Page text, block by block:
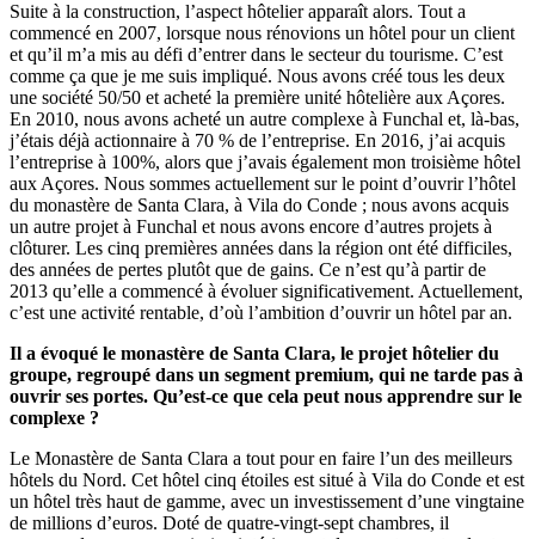
Suite à la construction, l’aspect hôtelier apparaît alors. Tout a
commencé en 2007, lorsque nous rénovions un hôtel pour un client
et qu’il m’a mis au défi d’entrer dans le secteur du tourisme. C’est
comme ça que je me suis impliqué. Nous avons créé tous les deux
une société 50/50 et acheté la première unité hôtelière aux Açores.
En 2010, nous avons acheté un autre complexe à Funchal et, là-bas,
j’étais déjà actionnaire à 70 % de l’entreprise. En 2016, j’ai acquis
l’entreprise à 100%, alors que j’avais également mon troisième hôtel
aux Açores. Nous sommes actuellement sur le point d’ouvrir l’hôtel
du monastère de Santa Clara, à Vila do Conde ; nous avons acquis
un autre projet à Funchal et nous avons encore d’autres projets à
clôturer. Les cinq premières années dans la région ont été difficiles,
des années de pertes plutôt que de gains. Ce n’est qu’à partir de
2013 qu’elle a commencé à évoluer significativement. Actuellement,
c’est une activité rentable, d’où l’ambition d’ouvrir un hôtel par an.
Il a évoqué le monastère de Santa Clara, le projet hôtelier du
groupe, regroupé dans un segment premium, qui ne tarde pas à
ouvrir ses portes. Qu’est-ce que cela peut nous apprendre sur le
complexe ?
Le Monastère de Santa Clara a tout pour en faire l’un des meilleurs
hôtels du Nord. Cet hôtel cinq étoiles est situé à Vila do Conde et est
un hôtel très haut de gamme, avec un investissement d’une vingtaine
de millions d’euros. Doté de quatre-vingt-sept chambres, il